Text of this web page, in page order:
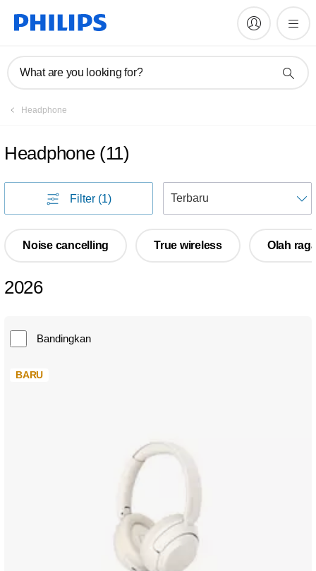
What are you looking for?
Headphone
Headphone (11)
Filter (1)
Noise cancelling True wireless Olah
2026
Bandingkan
BARU